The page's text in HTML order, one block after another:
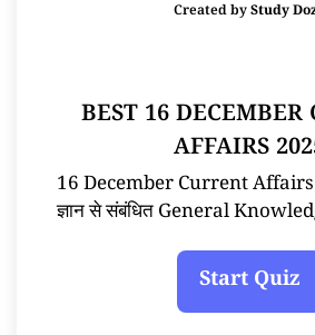
Created byStudy
BEST 16 DECEMBER
AFFAIRS
16 December Current Affairs
ज्ञान से संबंधित General